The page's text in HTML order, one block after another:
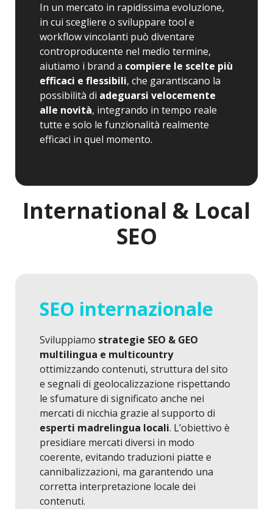
In un mercato in rapidissima evoluzione,
in cui scegliere o sviluppare tool e
workflow vincolanti può diventare
controproducente nel medio termine,
aiutiamo i brand a compiere le scelte più
efficaci e flessibili, che garantiscano la
possibilità di adeguarsi velocemente
alle novità, integrando in tempo reale
tutte e solo le funzionalità realmente
efficaci in quel momento.
International & Local
SEO
SEO internazionale
Sviluppiamo strategie SEO & GEO
multilingua e multicountry
ottimizzando contenuti, struttura del sito
e segnali di geolocalizzazione rispettando
le sfumature di significato anche nei
mercati di nicchia grazie al supporto di
esperti madrelingua locali. L’obiettivo è
presidiare mercati diversi in modo
coerente, evitando traduzioni piatte e
cannibalizzazioni, ma garantendo una
corretta interpretazione locale dei
contenuti.